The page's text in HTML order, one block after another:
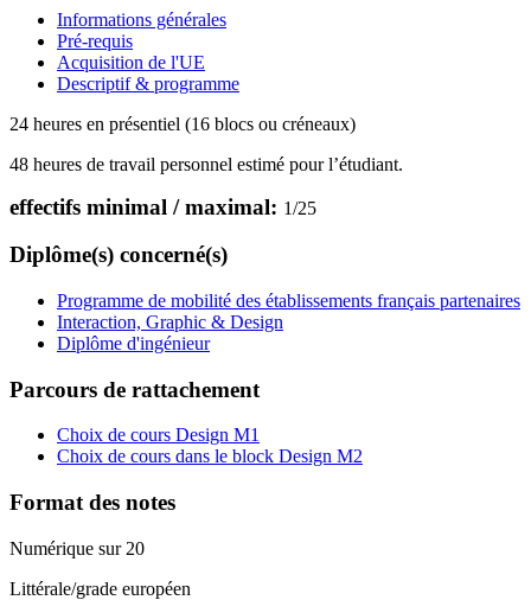
Informations générales
Pré-requis
Acquisition de l'UE
Descriptif & programme
24 heures en présentiel (16 blocs ou créneaux)
48 heures de travail personnel estimé pour l’étudiant.
effectifs minimal / maximal: 1/25
Diplôme(s) concerné(s)
Programme de mobilité des établissements français partenaires
Interaction, Graphic & Design
Diplôme d'ingénieur
Parcours de rattachement
Choix de cours Design M1
Choix de cours dans le block Design M2
Format des notes
Numérique sur 20
Littérale/grade européen